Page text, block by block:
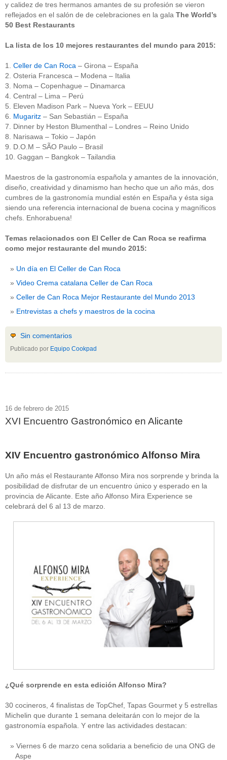
y calidez de tres hermanos amantes de su profesión se vieron
reflejados en el salón de de celebraciones en la gala The World’s
50 Best Restaurants
La lista de los 10 mejores restaurantes del mundo para 2015:
1. Celler de Can Roca – Girona – España
2. Osteria Francesca – Modena – Italia
3. Noma – Copenhague – Dinamarca
4. Central – Lima – Perú
5. Eleven Madison Park – Nueva York – EEUU
6. Mugaritz – San Sebastián – España
7. Dinner by Heston Blumenthal – Londres – Reino Unido
8. Narisawa – Tokio – Japón
9. D.O.M – SÃO Paulo – Brasil
10. Gaggan – Bangkok – Tailandia
Maestros de la gastronomía española y amantes de la innovación,
diseño, creatividad y dinamismo han hecho que un año más, dos
cumbres de la gastronomía mundial estén en España y ésta siga
siendo una referencia internacional de buena cocina y magníficos
chefs. Enhorabuena!
Temas relacionados con El Celler de Can Roca se reafirma
como mejor restaurante del mundo 2015:
Un día en El Celler de Can Roca
Video Crema catalana Celler de Can Roca
Celler de Can Roca Mejor Restaurante del Mundo 2013
Entrevistas a chefs y maestros de la cocina
Sin comentarios
Publicado por Equipo Cookpad
16 de febrero de 2015
XVI Encuentro Gastronómico en Alicante
XIV Encuentro gastronómico Alfonso Mira
Un año más el Restaurante Alfonso Mira nos sorprende y brinda la
posibilidad de disfrutar de un encuentro único y esperado en la
provincia de Alicante. Este año Alfonso Mira Experience se
celebrará del 6 al 13 de marzo.
¿Qué sorprende en esta edición Alfonso Mira?
30 cocineros, 4 finalistas de TopChef, Tapas Gourmet y 5 estrellas
Michelin que durante 1 semana deleitarán con lo mejor de la
gastronomía española. Y entre las actividades destacan:
Viernes 6 de marzo cena solidaria a beneficio de una ONG de
Aspe